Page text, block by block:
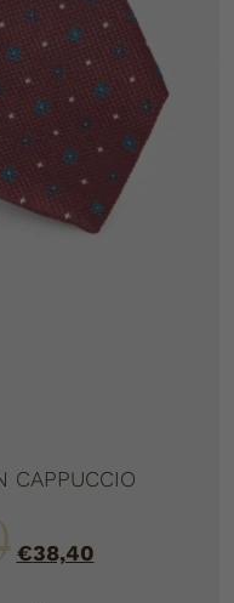
CAPPUCCIO
€38,40